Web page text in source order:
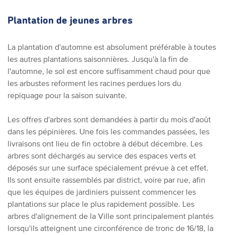
Plantation de jeunes arbres
La plantation d'automne est absolument préférable à toutes
les autres plantations saisonnières. Jusqu'à la fin de
l'automne, le sol est encore suffisamment chaud pour que
les arbustes reforment les racines perdues lors du
repiquage pour la saison suivante.
Les offres d'arbres sont demandées à partir du mois d'août
dans les pépinières. Une fois les commandes passées, les
livraisons ont lieu de fin octobre à début décembre. Les
arbres sont déchargés au service des espaces verts et
déposés sur une surface spécialement prévue à cet effet.
Ils sont ensuite rassemblés par district, voire par rue, afin
que les équipes de jardiniers puissent commencer les
plantations sur place le plus rapidement possible. Les
arbres d'alignement de la Ville sont principalement plantés
lorsqu'ils atteignent une circonférence de tronc de 16/18, la